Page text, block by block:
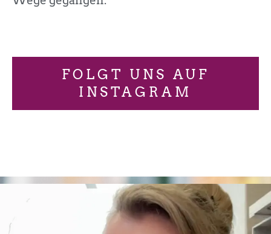
FOLGT UNS AUF
INSTAGRAM